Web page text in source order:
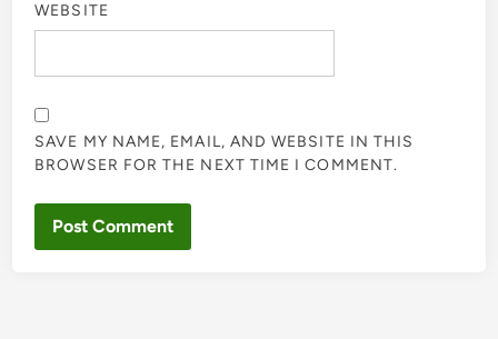
WEBSITE
SAVE MY NAME, EMAIL, AND WEBSITE IN THIS
BROWSER FOR THE NEXT TIME I COMMENT.